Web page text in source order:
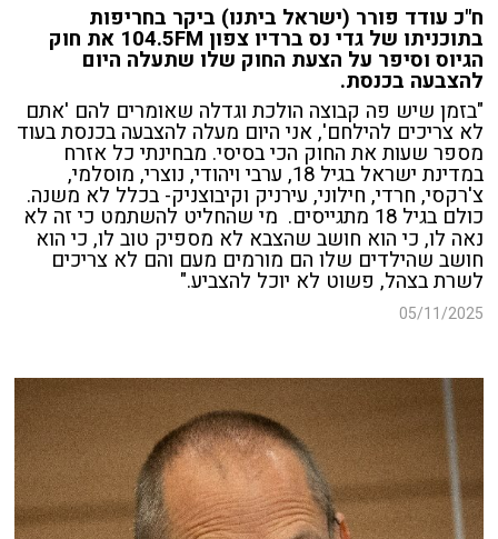
ח"כ עודד פורר (ישראל ביתנו) ביקר בחריפות
בתוכניתו של גדי נס ברדיו צפון 104.5FM את חוק
הגיוס וסיפר על הצעת החוק שלו שתעלה היום
להצבעה בכנסת.
"בזמן שיש פה קבוצה הולכת וגדלה שאומרים להם 'אתם
לא צריכים להילחם',אני היום מעלה להצבעה בכנסת בעוד
מספר שעות את החוק הכי בסיסי. מבחינתי כל אזרח
במדינת ישראל בגיל 18, ערבי ויהודי, נוצרי, מוסלמי,
צ'רקסי, חרדי, חילוני, עירניק וקיבוצניק- בכלל לא משנה.
כולם בגיל 18 מתגייסים. מי שהחליט להשתמט כי זה לא
נאה לו, כי הוא חושב שהצבא לא מספיק טוב לו, כי הוא
חושב שהילדים שלו הם מורמים מעם והם לא צריכים
לשרת בצהל, פשוט לא יוכל להצביע."
05/11/2025